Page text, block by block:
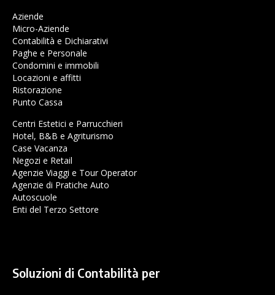
Aziende
Micro-Aziende
Contabilità e Dichiarativi
Paghe e Personale
Condomini e immobili
Locazioni e affitti
Ristorazione
Punto Cassa
Centri Estetici e Parrucchieri
Hotel, B&B e Agriturismo
Case Vacanza
Negozi e Retail
Agenzie Viaggi e Tour Operator
Agenzie di Pratiche Auto
Autoscuole
Enti del Terzo Settore
Soluzioni di Contabilità per